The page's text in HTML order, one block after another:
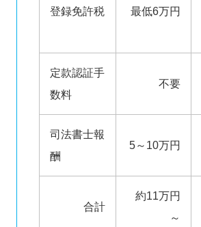
登録免許税 最低6万円
定款認証手
数料
不要
司法書士報
酬
5～10万円
合計
約11万円
～